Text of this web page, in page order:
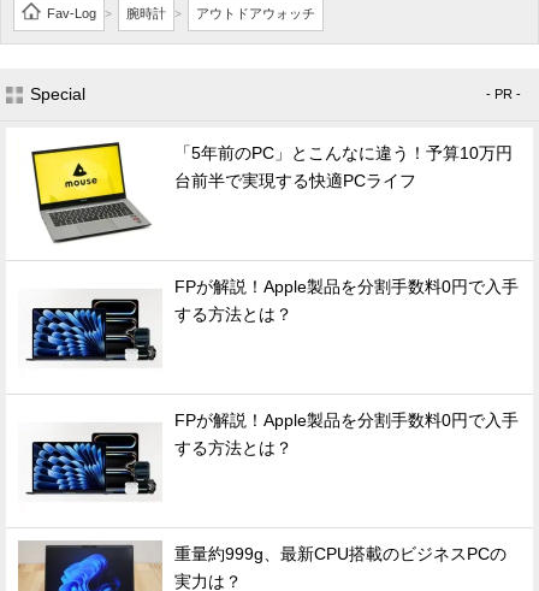
Fav-Log > 腕時計 > アウトドアウォッチ
Special - PR -
「5年前のPC」とこんなに違う！予算10万円
台前半で実現する快適PCライフ
FPが解説！Apple製品を分割手数料0円で入手
する方法とは？
FPが解説！Apple製品を分割手数料0円で入手
する方法とは？
重量約999g、最新CPU搭載のビジネスPCの
実力は？